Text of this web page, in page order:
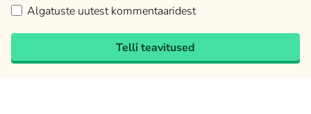
Algatuste uutest kommentaaridest
Telli teavitused